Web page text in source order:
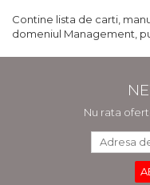
Contine lista de carti,
domeniul Management,
Nu rata